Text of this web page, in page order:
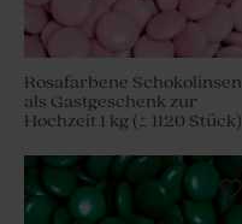
Rosafarbene Schokolinsen
als Gastgeschenk zur
Hochzeit 1 kg (± 1120 Stück)